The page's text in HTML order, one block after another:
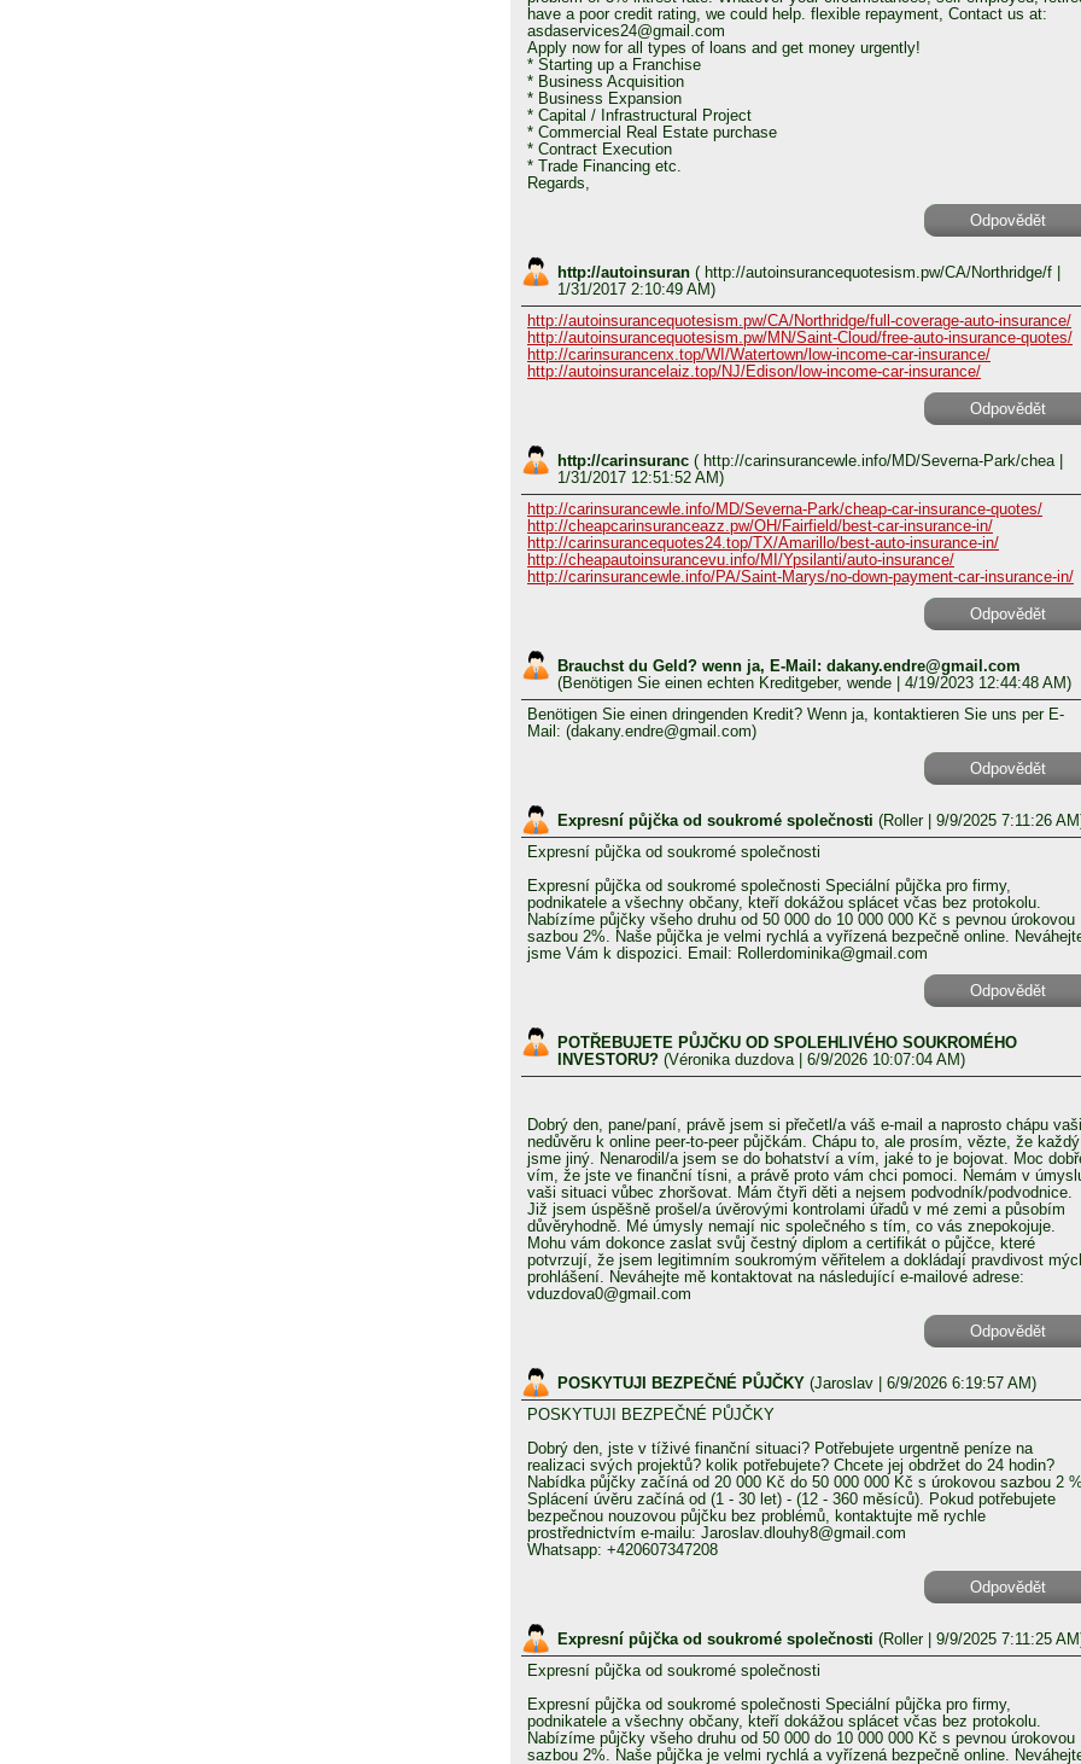
have a poor credit rating, we could help. flexible repayment, Contact us at:
asdaservices24@gmail.com
Apply now for all types of loans and get money urgently!
* Starting up a Franchise
* Business Acquisition
* Business Expansion
* Capital / Infrastructural Project
* Commercial Real Estate purchase
* Contract Execution
* Trade Financing etc.
Regards,
Odpovědět
http://autoinsuran ( http://autoinsurancequotesism.pw/CA/Northridge/f
1/31/2017 2:10:49 AM)
http://autoinsurancequotesism.pw/CA/Northridge/full-coverage-auto-insurance/
http://autoinsurancequotesism.pw/MN/Saint-Cloud/free-auto-insurance-quotes/
http://carinsurancenx.top/WI/Watertown/low-income-car-insurance/
http://autoinsurancelaiz.top/NJ/Edison/low-income-car-insurance/
Odpovědět
http://carinsuranc ( http://carinsurancewle.info/MD/Severna-Park/chea|
1/31/2017 12:51:52 AM)
http://carinsurancewle.info/MD/Severna-Park/cheap-car-insurance-quotes/
http://cheapcarinsuranceazz.pw/OH/Fairfield/best-car-insurance-in/
http://carinsurancequotes24.top/TX/Amarillo/best-auto-insurance-in/
http://cheapautoinsurancevu.info/MI/Ypsilanti/auto-insurance/
http://carinsurancewle.info/PA/Saint-Marys/no-down-payment-car-insurance-in/
Odpovědět
Brauchst du Geld? wenn ja, E-Mail: dakany.endre@gmail.com
(Benötigen Sie einen echten Kreditgeber, wende | 4/19/2023 12:44:48 AM)
Benötigen Sie einen dringenden Kredit? Wenn ja, kontaktieren Sie uns per E-
Mail: (dakany.endre@gmail.com)
Odpovědět
Expresní půjčka od soukromé společnosti (Roller| 9/9/2025 7:11:26
Expresní půjčka od soukromé společnosti
Expresní půjčka od soukromé společnosti Speciální půjčka pro firmy,
podnikatele a všechny občany, kteří dokážou splácet včas bez protokolu.
Nabízíme půjčky všeho druhu od 50 000 do 10 000 000 Kč s pevnou úrokovou
sazbou 2%. Naše půjčka je velmi rychlá a vyřízená bezpečně online.
jsme Vám k dispozici. Email: Rollerdominika@gmail.com
Odpovědět
POTŘEBUJETE PŮJČKU OD SPOLEHLIVÉHO SOUKROMÉHO
INVESTORU? (Véronika duzdova | 6/9/2026 10:07:04 AM)
Dobrý den, pane/paní, právě jsem si přečetl/a váš e-mail a naprosto chápu vaši
nedůvěru k online peer-to-peer půjčkám. Chápu to, ale prosím, vězte, že každý
jsme jiný. Nenarodil/a jsem se do bohatství a vím, jaké to je bojovat. Moc
vím, že jste ve finanční tísni, a právě proto vám chci pomoci. Nemám v
vaši situaci vůbec zhoršovat. Mám čtyři děti a nejsem podvodník/podvodnice.
Již jsem úspěšně prošel/a úvěrovými kontrolami úřadů v mé zemi a působím
důvěryhodně. Mé úmysly nemají nic společného s tím, co vás znepokojuje.
Mohu vám dokonce zaslat svůj čestný diplom a certifikát o půjčce, které
potvrzují, že jsem legitimním soukromým věřitelem a dokládají pravdivost
prohlášení. Neváhejte mě kontaktovat na následující e-mailové adrese:
vduzdova0@gmail.com
Odpovědět
POSKYTUJI BEZPEČNÉ PŮJČKY (Jaroslav | 6/9/2026 6:19:57 AM)
POSKYTUJI BEZPEČNÉ PŮJČKY
Dobrý den, jste v tíživé finanční situaci? Potřebujete urgentně peníze na
realizaci svých projektů? kolik potřebujete? Chcete jej obdržet do 24 hodin?
Nabídka půjčky začíná od 20 000 Kč do 50 000 000 Kč s úrokovou sazbou 2
Splácení úvěru začíná od (1 - 30 let) - (12 - 360 měsíců). Pokud potřebujete
bezpečnou nouzovou půjčku bez problémů, kontaktujte mě rychle
prostřednictvím e-mailu: Jaroslav.dlouhy8@gmail.com
Whatsapp: +420607347208
Odpovědět
Expresní půjčka od soukromé společnosti (Roller| 9/9/2025 7:11:25
Expresní půjčka od soukromé společnosti
Expresní půjčka od soukromé společnosti Speciální půjčka pro firmy,
podnikatele a všechny občany, kteří dokážou splácet včas bez protokolu.
Nabízíme půjčky všeho druhu od 50 000 do 10 000 000 Kč s pevnou úrokovou
sazbou 2%. Naše půjčka je velmi rychlá a vyřízená bezpečně online.